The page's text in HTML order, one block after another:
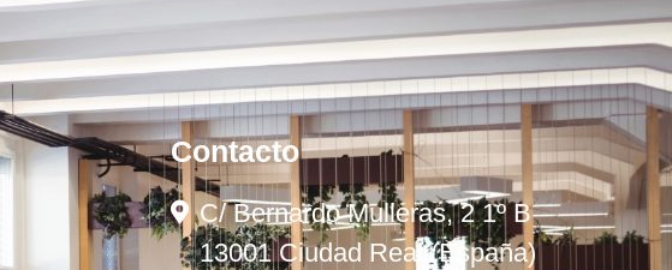
Contacto
C/ Bernardo Mulleras, 2 1º B
13001 Ciudad Real (España)